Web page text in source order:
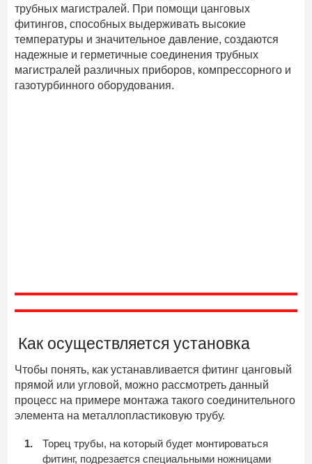
трубных магистралей. При помощи цанговых
фитингов, способных выдерживать высокие
температуры и значительное давление, создаются
надежные и герметичные соединения трубных
магистралей различных приборов, компрессорного и
газотурбинного оборудования.
Как осуществляется установка
Чтобы понять, как устанавливается фитинг цанговый
прямой или угловой, можно рассмотреть данный
процесс на примере монтажа такого соединительного
элемента на металлопластиковую трубу.
Торец трубы, на который будет монтироваться
фитинг, подрезается специальными ножницами